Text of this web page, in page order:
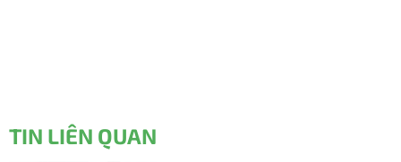
TIN LIÊN QUAN